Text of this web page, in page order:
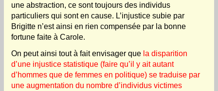
une abstraction, ce sont toujours des individus
particuliers qui sont en cause. L’injustice subie par
Brigitte n’est ainsi en rien compensée par la bonne
fortune faite à Carole.
On peut ainsi tout à fait envisager que la disparition
d’une injustice statistique (faire qu’il y ait autant
d’hommes que de femmes en politique) se traduise par
une augmentation du nombre d’individus victimes